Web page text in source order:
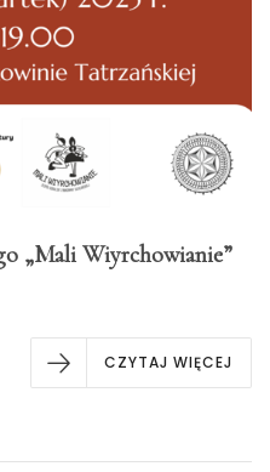
„Mali Wiyrchowianie”
CZYTAJ WIĘCEJ